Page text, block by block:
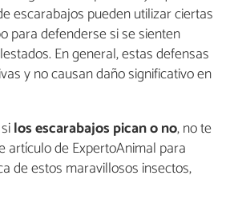
escarabajos pueden utilizar ciertas
para defenderse si se sienten
En general, estas defensas
y no causan daño significativo en
los escarabajos pican o no, no te
artículo de ExpertoAnimal para
de estos maravillosos insectos,